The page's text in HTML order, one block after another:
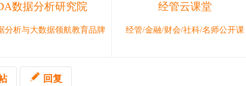
数据分析研究院
分析与大数据领航教育品牌
经管云课堂
经管/金融/财会/社科/名师公开课
回复